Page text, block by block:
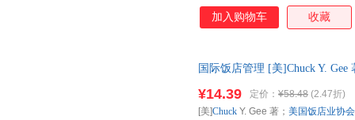
国家有120多个授权机构为饭
证书在饭店业内享有最高的专
实务，提高饭店经营和管理的
加入购物车 收藏
国际饭店管理 [美]Chuck Y.
¥14.39 定价： ¥58.48 (2.47折)
[美]Chuck Y. Gee 著； 美国饭店业协会